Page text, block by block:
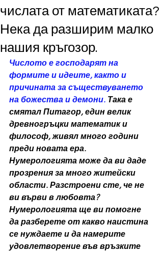
числата от математиката?
Нека да разширим малко
нашия кръгозор.
Числото е господарят на
формите и идеите, както и
причината за съществуването
на божества и демони. Така е
смятал Питагор, един велик
древногръцки математик и
философ, живял много години
преди новата ера.
Нумерологията може да ви даде
прозрения за много житейски
области. Разстроени сте, че не
ви върви в любовта?
Нумерологията ще ви помогне
да разберете от какво наистина
се нуждаете и да намерите
удовлетворение във връзките